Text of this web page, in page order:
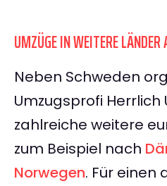
UMZÜGE IN WEITERE
Neben Schweden
Umzugsprofi Herrlich
zahlreiche weitere
zum Beispiel nach
Norwegen. Für einen